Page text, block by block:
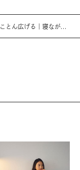
とん広げる｜寝ながら